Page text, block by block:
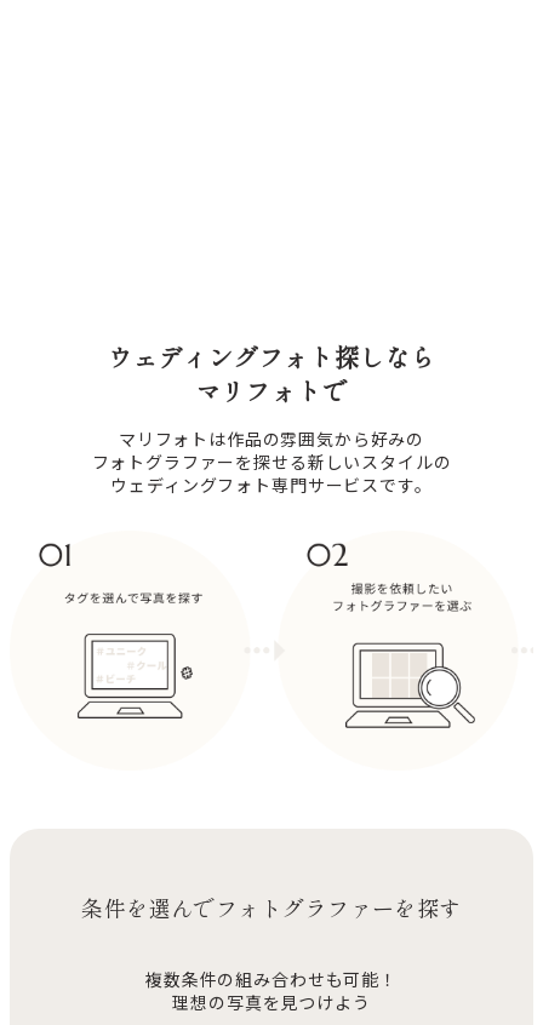
ウェディングフォト探しなら
マリフォトで
マリフォトは作品の雰囲気から好みの
フォトグラファーを探せる新しいスタイルの
ウェディングフォト専門サービスです。
条件を選んでフォトグラファーを探す
複数条件の組み合わせも可能！
理想の写真を見つけよう